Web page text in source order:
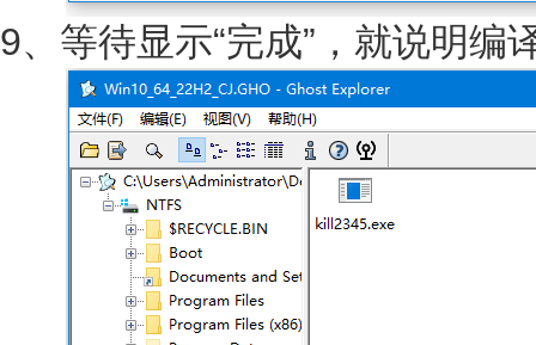
9、等待显示“完成”，就说明编